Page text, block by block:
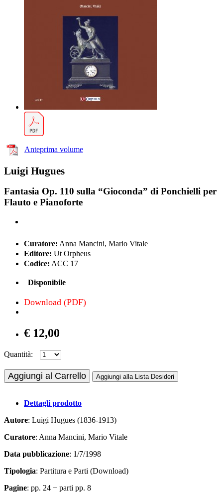
Anteprima volume
Luigi Hugues
Fantasia Op. 110 sulla “Gioconda” di Ponchielli per
Flauto e Pianoforte
Curatore: Anna Mancini, Mario Vitale
Editore: Ut Orpheus
Codice: ACC 17
Disponibile
Download (PDF)
€ 12,00
Quantità:
Aggiungi al Carrello Aggiungi alla Lista Desideri
Dettagli prodotto
Autore: Luigi Hugues (1836-1913)
Curatore: Anna Mancini, Mario Vitale
Data pubblicazione: 1/7/1998
Tipologia: Partitura e Parti (Download)
Pagine: pp. 24 + parti pp. 8